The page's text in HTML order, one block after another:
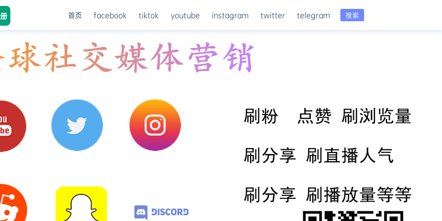
搜索
首页 facebook tiktok youtube instagram twitter telegram